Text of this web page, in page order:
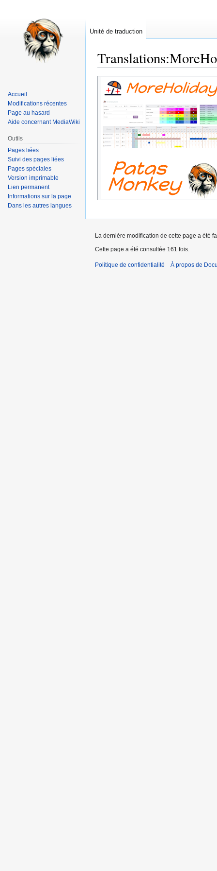
Translations:
Aller
navigation
Aller
recherche
Unité de traduction
Accueil
Modifications récentes
Page au hasard
Aide concernant MediaWiki
Outils
Pages liées
Suivi des pages liées
Pages spéciales
Version imprimable
Lien permanent
Informations sur la page
Dans les autres langues
La dernière modification de cette page a été
Cette page a été consultée 161 fois.
Politique de confidentialité À propos de